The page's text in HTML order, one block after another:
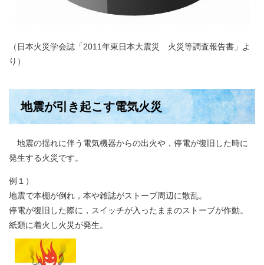
（日本火災学会誌「2011年東日本大震災 火災等調査報告書」よ
り）
地震が引き起こす電気火災
地震の揺れに伴う電気機器からの出火や，停電が復旧した時に
発生する火災です。
例１）
地震で本棚が倒れ，本や雑誌がストーブ周辺に散乱。
停電が復旧した際に，スイッチが入ったままのストーブが作動。
紙類に着火し火災が発生。